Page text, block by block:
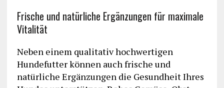
Frische und natürliche Ergänzungen für maximale
Vitalität
Neben einem qualitativ hochwertigen
Hundefutter können auch frische und
natürliche Ergänzungen die Gesundheit Ihres